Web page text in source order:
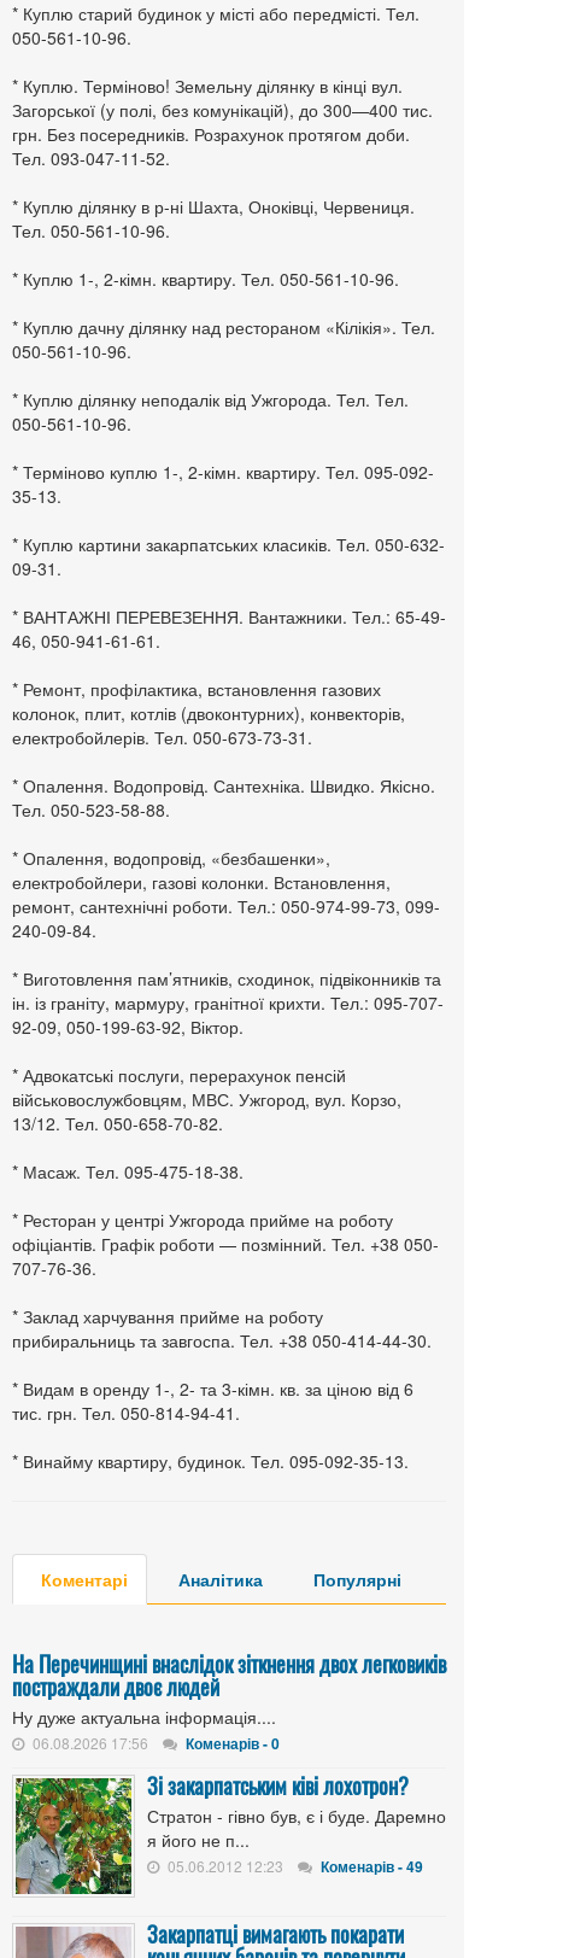
* Куплю старий будинок у місті або передмісті. Тел.
050-561-10-96.
* Куплю. Терміново! Земельну ділянку в кінці вул.
Загорської (у полі, без комунікацій), до 300—400 тис.
грн. Без посередників. Розрахунок протягом доби.
Тел. 093-047-11-52.
* Куплю ділянку в р-ні Шахта, Оноківці, Червениця.
Тел. 050-561-10-96.
* Куплю 1-, 2-кімн. квартиру. Тел. 050-561-10-96.
* Куплю дачну ділянку над рестораном «Кілікія». Тел.
050-561-10-96.
* Куплю ділянку неподалік від Ужгорода. Тел. Тел.
050-561-10-96.
* Терміново куплю 1-, 2-кімн. квартиру. Тел. 095-092-
35-13.
* Куплю картини закарпатських класиків. Тел. 050-632-
09-31.
* ВАНТАЖНІ ПЕРЕВЕЗЕННЯ. Вантажники. Тел.: 65-49-
46, 050-941-61-61.
* Ремонт, профілактика, встановлення газових
колонок, плит, котлів (двоконтурних), конвекторів,
електробойлерів. Тел. 050-673-73-31.
* Опалення. Водопровід. Сантехніка. Швидко. Якісно.
Тел. 050-523-58-88.
* Опалення, водопровід, «безбашенки»,
електробойлери, газові колонки. Встановлення,
ремонт, сантехнічні роботи. Тел.: 050-974-99-73, 099-
240-09-84.
* Виготовлення пам’ятників, сходинок, підвіконників та
ін. із граніту, мармуру, гранітної крихти. Тел.: 095-707-
92-09, 050-199-63-92, Віктор.
* Адвокатські послуги, перерахунок пенсій
військовослужбовцям, МВС. Ужгород, вул. Корзо,
13/12. Тел. 050-658-70-82.
* Масаж. Тел. 095-475-18-38.
* Ресторан у центрі Ужгорода прийме на роботу
офіціантів. Графік роботи — позмінний. Тел. +38 050-
707-76-36.
* Заклад харчування прийме на роботу
прибиральниць та завгоспа. Тел. +38 050-414-44-30.
* Видам в оренду 1-, 2- та 3-кімн. кв. за ціною від 6
тис. грн. Тел. 050-814-94-41.
* Винайму квартиру, будинок. Тел. 095-092-35-13.
Коментарі Аналітика Популярні
На Перечинщині внаслідок зіткнення двох легковиків
постраждали двоє людей
Ну дуже актуальна інформація....
06.08.2026 17:56 Коменарів - 0
Зі закарпатським ківі лохотрон?
Стратон - гівно був, є і буде. Даремно
я його не п...
05.06.2012 12:23 Коменарів - 49
Закарпатці вимагають покарати